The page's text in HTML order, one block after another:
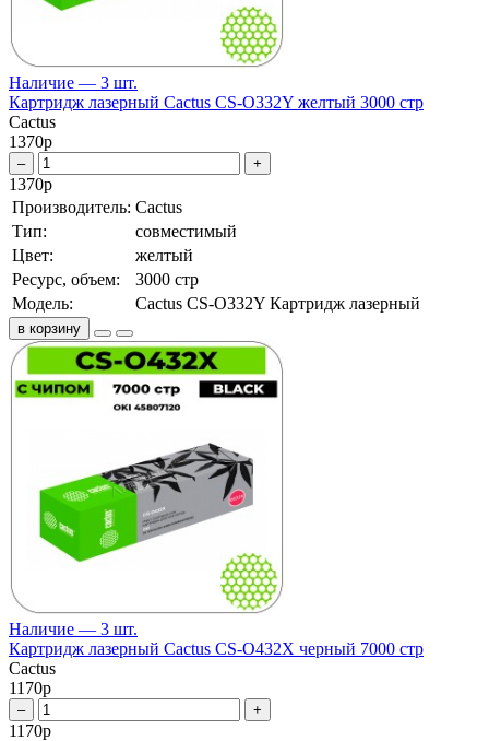
Наличие — 3 шт.
Картридж лазерный Cactus CS-O332Y желтый 3000 стр
Cactus
1370р
– +
1370р
Производитель: Cactus
Тип:
совместимый
Цвет:
желтый
Ресурс, объем:
3000 стр
Модель:
Cactus CS-O332Y Картридж лазерный
в корзину
Наличие — 3 шт.
Картридж лазерный Cactus CS-O432X черный 7000 стр
Cactus
1170р
– +
1170р